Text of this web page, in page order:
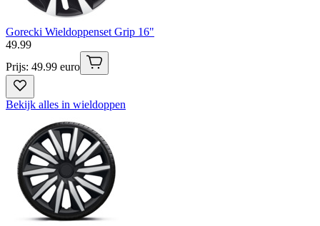
Gorecki Wieldoppenset Grip 16"
49.99
Prijs: 49.99 euro
Bekijk alles in wieldoppen